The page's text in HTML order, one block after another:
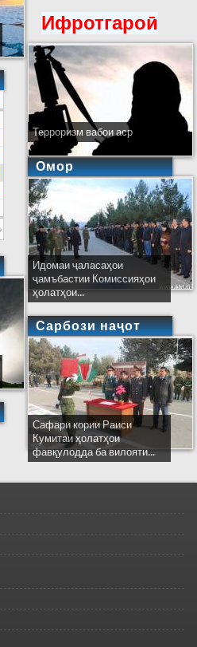
Ифротгароӣ
Терроризм вабои аср
Омор
Идомаи ҷаласаҳои
ҷамъбастии Комиссияҳои
ҳолатҳои...
Сарбози наҷот
Сафари кории Раиси
Кумитаи ҳолатҳои
фавқулодда ба вилояти...